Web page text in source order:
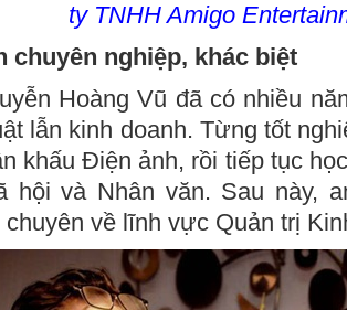
ty TNHH Amigo
chuyên nghiệp, khác biệt
Hoàng Vũ đã có nhiều
lẫn kinh doanh. Từng tốt
khấu Điện ảnh, rồi tiếp tục
hội và Nhân văn. Sau này,
về lĩnh vực Quản trị